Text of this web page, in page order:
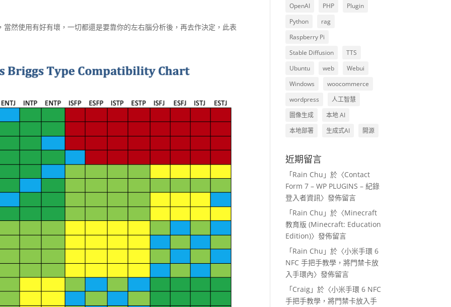
然使用有好有壞，一切都還是要靠你的左右腦分析後，再去作決定，此表
OpenAI PHP
Plugin
Python
rag
Raspberry Pi
Stable Diffusion
TTS
Ubuntu
web
Webui
Windows
woocommerce
wordpress
人工智慧
圖像生成
本地 AI
本地部署
生成式AI 開源
近期留言
「Rain Chu 」於〈Contact
Form 7 – WP PLUGINS – 紀錄
登入者資訊〉發佈留言
「Rain Chu 」於〈Minecraft
教育版 (Minecraft: Education
Edition)〉發佈留言
「Rain Chu 」於〈小米手環 6
NFC 手把手教學，將門禁卡放
入手環內〉發佈留言
「Craig 」於〈小米手環 6 NFC
手把手教學，將門禁卡放入手